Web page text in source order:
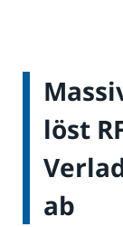
löst
ab